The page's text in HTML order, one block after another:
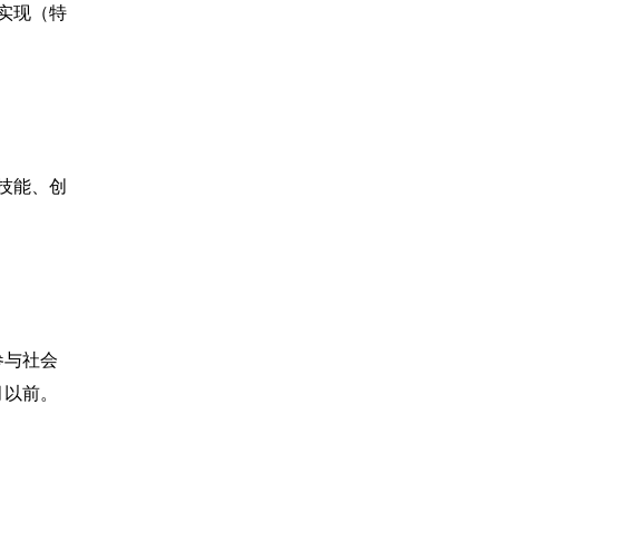
现（特
能、创
与社会
前。